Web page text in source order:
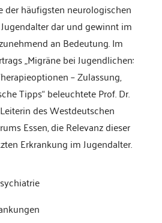
der häufigsten neurologischen
dar und gewinnt im
an Bedeutung. Im
„Migräne bei Jugendlichen:
– Zulassung,
Tipps“ beleuchtete Prof. Dr.
des Westdeutschen
Essen, die Relevanz dieser
Erkrankung im Jugendalter.